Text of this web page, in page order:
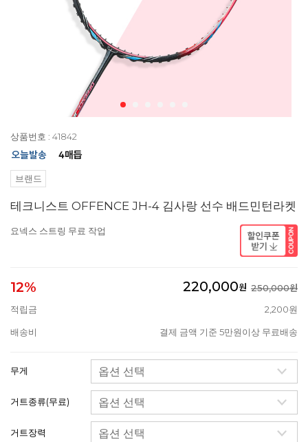
상품번호 : 41842
브랜드
테크니스트 OFFENCE JH-4 김사랑 선수 배드민턴라켓
요넥스 스트링 무료 작업
12% 220,000원 250,000원
적립금
2,200원
배송비 결제 금액 기준 5만원이상 무료배송
무게
거트종류(무료)
거트장력